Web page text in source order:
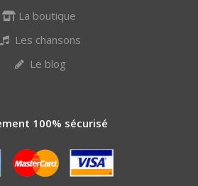
La boutique
Les chansons
Le blog
100% sécurisé